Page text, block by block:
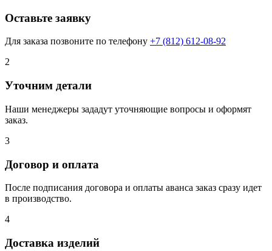
Оставьте заявку
Для заказа позвоните по телефону +7 (812) 612-08-92
2
Уточним детали
Наши менеджеры зададут уточняющие вопросы и оформят
заказ.
3
Договор и оплата
После подписания договора и оплаты аванса заказ сразу идет
в производство.
4
Доставка изделий